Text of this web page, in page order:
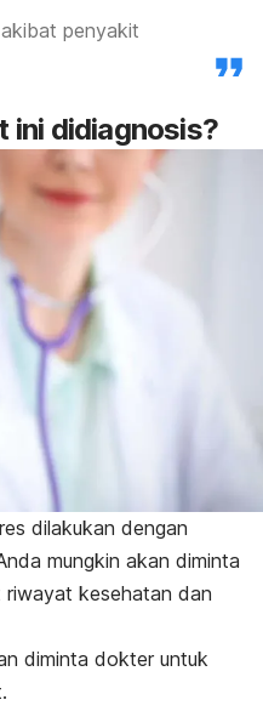
penyakit
ini didiagnosis?
dilakukan dengan
mungkin akan diminta
kesehatan dan
diminta dokter untuk